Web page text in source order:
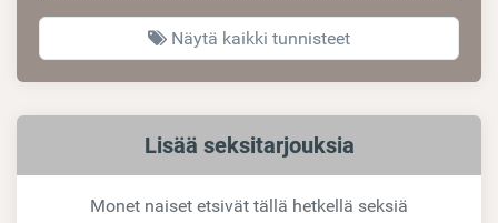
Näytä kaikki tunnisteet
Samankaltaiset
linkit
Lisää seksitarjouksia
Monet naiset etsivät tällä hetkellä seksiä